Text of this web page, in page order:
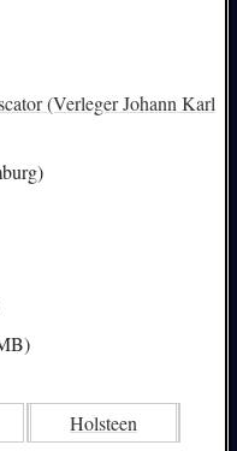
(Verleger Johann Karl
Holsteen